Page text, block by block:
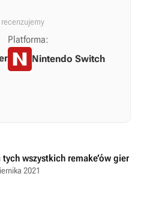
Platforma:
Nintendo Switch
wszystkich remake’ów gier
2021